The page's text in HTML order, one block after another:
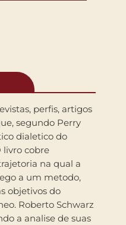
perfis, artigos
segundo Perry
livro cobre
na qual a
a um metodo,
objetivos do
Roberto Schwarz
a analise de suas